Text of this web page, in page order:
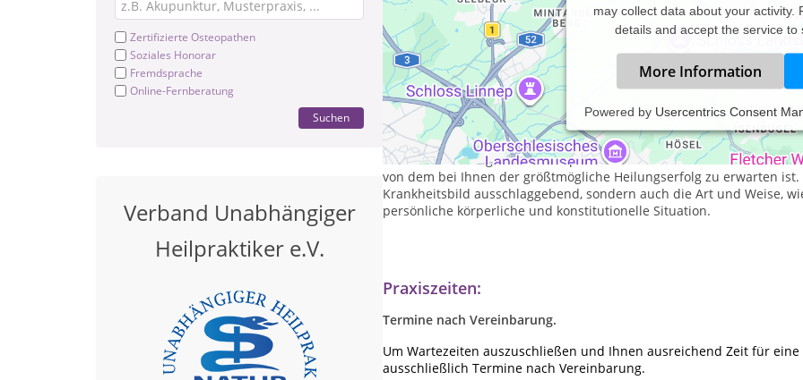
Zertifizierte Osteopathen
Soziales Honorar
Fremdsprache
Online-Fernberatung
Suchen
Verband Unabhängiger
Heilpraktiker e.V.
may collect data about your activity.
details and accept the service to
More Information
Powered by Usercentrics Consent
Die naturheilkundlichen Verfahren, die ich in meiner Praxis
Selbstheilungskräfte Ihres Körpers zu aktivieren bzw. zu
so dass ich mich ganz auf Ihre persönliche Situation einstellen
von dem bei Ihnen der größtmögliche Heilungserfolg zu erwarten
Krankheitsbild ausschlaggebend, sondern auch die Art und Weise,
persönliche körperliche und konstitutionelle Situation.
Praxiszeiten:
Termine nach Vereinbarung.
Um Wartezeiten auszuschließen und Ihnen ausreichend Zeit für
ausschließlich Termine nach Vereinbarung.